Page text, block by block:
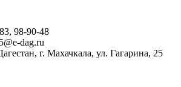
98-90-48
dag.ru
г. Махачкала, ул. Гагарина, 25